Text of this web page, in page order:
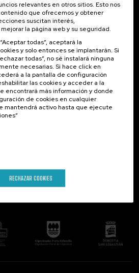
De interés...
Actividades anteriores
relevantes en otros sitios. Esto nos
que ofrecemos y obtener
suscitan interés,
la página web y su seguridad.
todas”, aceptará la
y solo entonces se implantarán. Si
todas”, no sé instalará ninguna
necesarias. Si hace click en
a la pantalla de configuración
las cookies y acceder a la
encontrará más información y donde
de cookies en cualquier
mantendrá activo hasta que ejecute
RECHAZAR COOKIES